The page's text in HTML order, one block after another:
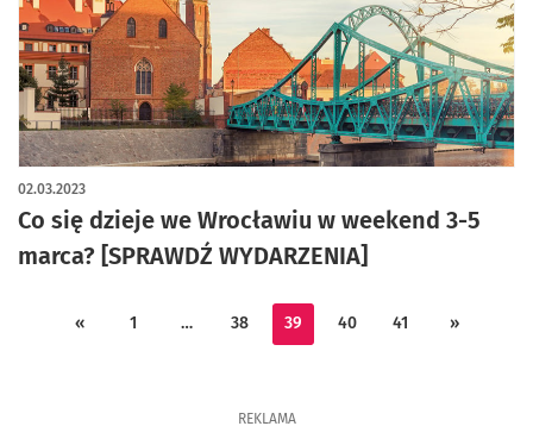
Co się dzieje we Wrocławiu w weekend 3-5
marca? [SPRAWDŹ WYDARZENIA]
02.03.2023
« 1 … 38 39 40 41 »
REKLAMA